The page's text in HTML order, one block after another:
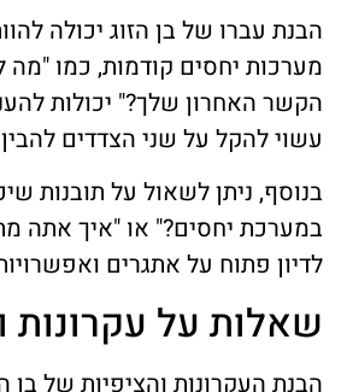
הבנת עברו של בן הזוג יכולה
מערכות יחסים קודמות, כמו
הקשר האחרון שלך?" יכולות
עשוי להקל על שני הצדדים
בנוסף, ניתן לשאול על תובנות
במערכת יחסים?" או "איך אתה
לדיון פתוח על אתגרים
שאלות על עקרונות
הבנת העקרונות והציפיות של